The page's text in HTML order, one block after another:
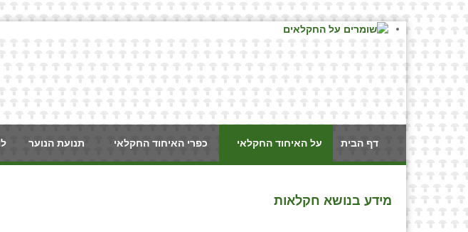
דף הבית על האיחוד החקלאי כפרי האיחוד החקלאי תנועת הנוער
מידע בנושא חקלאות